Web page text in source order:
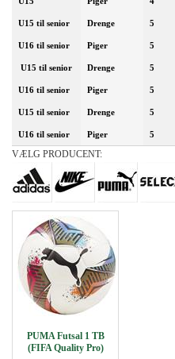
U15 til senior Drenge 5
U16 til senior Piger 5
U15 til senior Drenge 5
U16 til senior Piger 5
U15 til senior Drenge 5
U16 til senior Piger 5
VÆLG PRODUCENT:
PUMA Futsal 1 TB
(FIFA Quality Pro)